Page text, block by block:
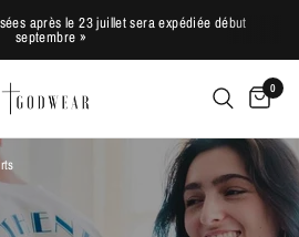
après le 23 juillet sera expédiée début
septembre »
0